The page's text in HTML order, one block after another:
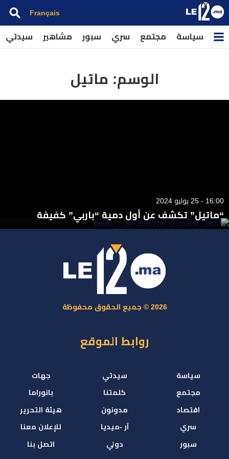
Français
سياسة مجتمع سري سبور مشاهير سيدتي
الوسم: ماتيل
16:00 - 25 يوليو 2024
“ماتيل” تكشف عن أول دمية “باربي” كفيفة
2026 © جميع الحقوق محفوظة
روابط الموقع
سياسة
مجتمع
اقتصاد
سري
سبور
سيدتي
كلمتنا
مدونون
آر -ميديا
دولي
جهات
بانوراما
هيئة التحرير
للإعلان معنا
اتصل بنا